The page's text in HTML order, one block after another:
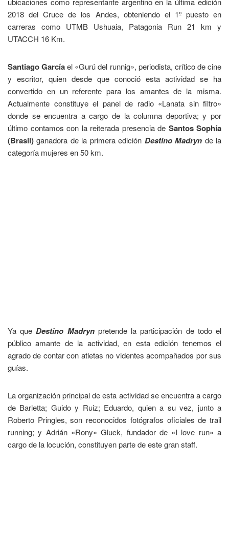
2018 del Cruce de los Andes, obteniendo el 1º puesto en
carreras como UTMB Ushuaia, Patagonia Run 21 km y
UTACCH 16 Km.
Santiago Garcíael «Gurú del runnig», periodista, crítico de cine
y escritor, quien desde que conoció esta actividad se ha
convertido en un referente para los amantes de la misma.
Actualmente constituye el panel de radio «Lanata sin filtro»
donde se encuentra a cargo de la columna deportiva; y por
último contamos con la reiterada presencia de Santos Sophía
(Brasil)ganadora de la primera edición Destino Madryn de la
categoría mujeres en 50 km.
Ya queDestino Madrynpretende la participación de todo el
público amante de la actividad, en esta edición tenemos el
agrado de contar con atletas no videntes acompañados por sus
guías.
La organización principal de esta actividad se encuentra a cargo
de Barletta; Guido y Ruiz; Eduardo, quien a su vez, junto a
Roberto Pringles, son reconocidos fotógrafos oficiales de trail
running; y Adrián «Rony» Gluck, fundador de «I love run» a
cargo de la locución, constituyen parte de este gran staff.